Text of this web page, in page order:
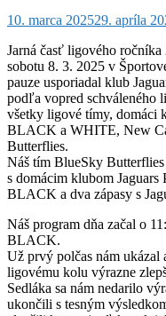
10. marca 202529. apríla
Jarná časť ligového
sobotu 8. 3. 2025 v
pauze usporiadal klub
podľa vopred schváleného
všetky ligové tímy, domáci
BLACK a WHITE, New
Butterflies.
Náš tím BlueSky
s domácim klubom Jaguars
BLACK a dva zápasy s
Náš program dňa začal o
BLACK.
Už prvý polčas nám ukázal
ligovému kolu výrazne
Sedláka sa nám nedarilo
ukončili s tesným